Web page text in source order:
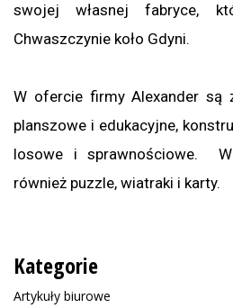
swojej własnej fabryce,
Chwaszczynie koło Gdyni.
W ofercie firmy Alexander są
planszowe i edukacyjne,
losowe i sprawnościowe.
również puzzle, wiatraki i karty.
Kategorie
Artykuły biurowe